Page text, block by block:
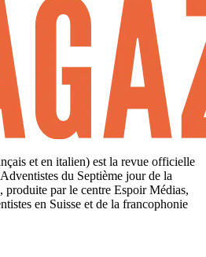
et en italien) est la revue officielle
du Septième jour de la
produite par le centre Espoir Médias,
en Suisse et de la francophonie